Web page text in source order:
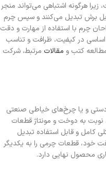
هرگونه اشتباهی می‌تواند منجر
برش تبدیل می‌کنند و سپس چرم
چرم با استفاده از مهارت و دقت
اساسی در کیفیت، ظرافت و تناسب
کتب و مقالات مرتبط، شرکت
و یا چرخ‌های خیاطی صنعتی
نوبت به دوخت و مونتاژ قطعات
کامل و قابل استفاده تبدیل
خود، قطعات چرمی را به یکدیگر
محصول نهایی دارد.